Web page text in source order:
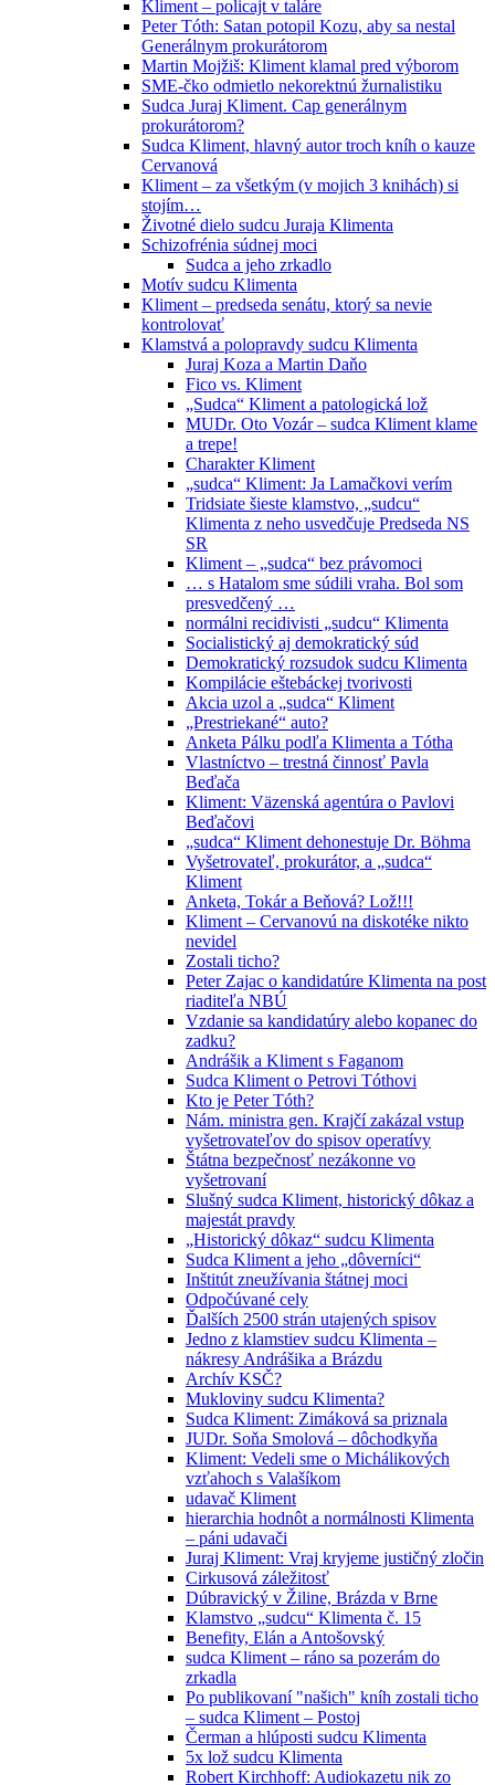
Kliment – policajt v taláre
Peter Tóth: Satan potopil Kozu, aby sa nestal
Generálnym prokurátorom
Martin Mojžiš: Kliment klamal pred výborom
SME-čko odmietlo nekorektnú žurnalistiku
Sudca Juraj Kliment. Cap generálnym
prokurátorom?
Sudca Kliment, hlavný autor troch kníh o kauze
Cervanová
Kliment – za všetkým (v mojich 3 knihách) si
stojím…
Životné dielo sudcu Juraja Klimenta
Schizofrénia súdnej moci
Sudca a jeho zrkadlo
Motív sudcu Klimenta
Kliment – predseda senátu, ktorý sa nevie
kontrolovať
Klamstvá a polopravdy sudcu Klimenta
Juraj Koza a Martin Daňo
Fico vs. Kliment
„Sudca“ Kliment a patologická lož
MUDr. Oto Vozár – sudca Kliment klame
a trepe!
Charakter Kliment
„sudca“ Kliment: Ja Lamačkovi verím
Tridsiate šieste klamstvo, „sudcu“
Klimenta z neho usvedčuje Predseda NS
SR
Kliment – „sudca“ bez právomoci
… s Hatalom sme súdili vraha. Bol som
presvedčený …
normálni recidivisti „sudcu“ Klimenta
Socialistický aj demokratický súd
Demokratický rozsudok sudcu Klimenta
Kompilácie eštebáckej tvorivosti
Akcia uzol a „sudca“ Kliment
„Prestriekané“ auto?
Anketa Pálku podľa Klimenta a Tótha
Vlastníctvo – trestná činnosť Pavla
Beďača
Kliment: Väzenská agentúra o Pavlovi
Beďačovi
„sudca“ Kliment dehonestuje Dr. Böhma
Vyšetrovateľ, prokurátor, a „sudca“
Kliment
Anketa, Tokár a Beňová? Lož!!!
Kliment – Cervanovú na diskotéke nikto
nevidel
Zostali ticho?
Peter Zajac o kandidatúre Klimenta na post
riaditeľa NBÚ
Vzdanie sa kandidatúry alebo kopanec do
zadku?
Andrášik a Kliment s Faganom
Sudca Kliment o Petrovi Tóthovi
Kto je Peter Tóth?
Nám. ministra gen. Krajčí zakázal vstup
vyšetrovateľov do spisov operatívy
Štátna bezpečnosť nezákonne vo
vyšetrovaní
Slušný sudca Kliment, historický dôkaz a
majestát pravdy
„Historický dôkaz“ sudcu Klimenta
Sudca Kliment a jeho „dôverníci“
Inštitút zneužívania štátnej moci
Odpočúvané cely
Ďalších 2500 strán utajených spisov
Jedno z klamstiev sudcu Klimenta –
nákresy Andrášika a Brázdu
Archív KSČ?
Mukloviny sudcu Klimenta?
Sudca Kliment: Zimáková sa priznala
JUDr. Soňa Smolová – dôchodkyňa
Kliment: Vedeli sme o Michálikových
vzťahoch s Valašíkom
udavač Kliment
hierarchia hodnôt a normálnosti Klimenta
– páni udavači
Juraj Kliment: Vraj kryjeme justičný zločin
Cirkusová záležitosť
Dúbravický v Žiline, Brázda v Brne
Klamstvo „sudcu“ Klimenta č. 15
Benefity, Elán a Antošovský
sudca Kliment – ráno sa pozerám do
zrkadla
Po publikovaní "našich" kníh zostali ticho
– sudca Kliment – Postoj
Čerman a hlúposti sudcu Klimenta
5x lož sudcu Klimenta
Robert Kirchhoff: Audiokazetu nik zo